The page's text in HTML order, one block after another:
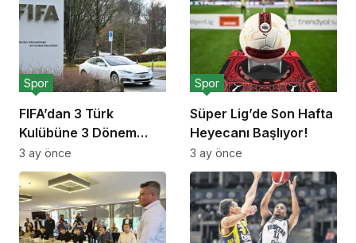
FIFA’dan 3 Türk
Kulübüne 3 Dönem
Transfer Yasağı!
Spor
3 ay önce
Süper Lig’de Son Hafta
Heyecanı Başlıyor!
Spor
3 ay önce